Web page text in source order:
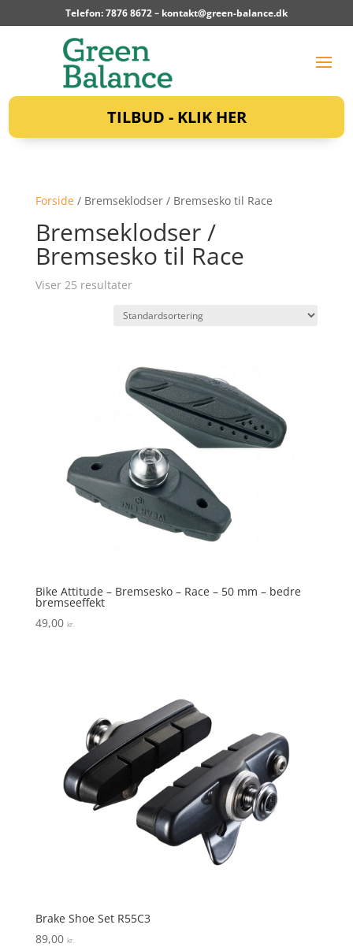
Telefon: 7876 8672 – kontakt@green-balance.dk
TILBUD - KLIK HER
Forside/ Bremseklodser / Bremsesko til Race
Bremseklodser /
Bremsesko til Race
Viser 25 resultater
Bike Attitude – Bremsesko – Race – 50 mm – bedre
bremseeffekt
49,00 kr.
Brake Shoe Set R55C3
89,00 kr.